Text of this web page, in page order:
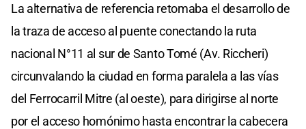
La alternativa de referencia retomaba el desarrollo de
la traza de acceso al puente conectando la ruta
nacional N°11 al sur de Santo Tomé (Av. Riccheri)
circunvalando la ciudad en forma paralela a las vías
del Ferrocarril Mitre (al oeste), para dirigirse al norte
por el acceso homónimo hasta encontrar la cabecera